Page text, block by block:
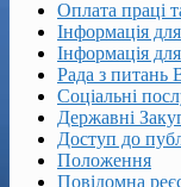
Оплата праці
Інформація
Інформація
Рада з
Соціальні
Державні
Доступ до
Положення
Повідомна